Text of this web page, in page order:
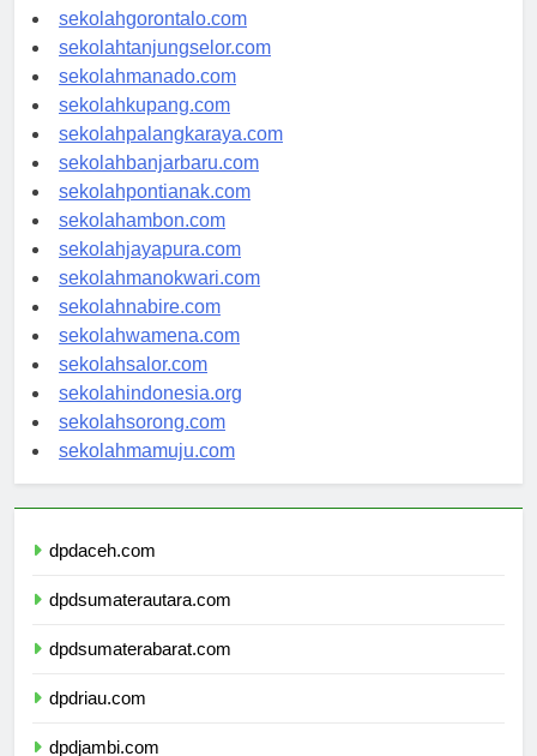
sekolahkendari.com
sekolahgorontalo.com
sekolahtanjungselor.com
sekolahmanado.com
sekolahkupang.com
sekolahpalangkaraya.com
sekolahbanjarbaru.com
sekolahpontianak.com
sekolahambon.com
sekolahjayapura.com
sekolahmanokwari.com
sekolahnabire.com
sekolahwamena.com
sekolahsalor.com
sekolahindonesia.org
sekolahsorong.com